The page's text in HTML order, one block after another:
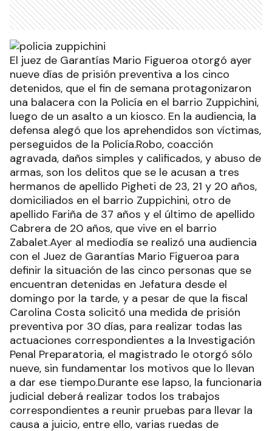
El juez de Garantías Mario Figueroa otorgó ayer
nueve días de prisión preventiva a los cinco
detenidos, que el fin de semana protagonizaron
una balacera con la Policía en el barrio Zuppichini,
luego de un asalto a un kiosco. En la audiencia, la
defensa alegó que los aprehendidos son víctimas,
perseguidos de la Policía.Robo, coacción
agravada, daños simples y calificados, y abuso de
armas, son los delitos que se le acusan a tres
hermanos de apellido Pigheti de 23, 21 y 20 años,
domiciliados en el barrio Zuppichini, otro de
apellido Fariña de 37 años y el último de apellido
Cabrera de 20 años, que vive en el barrio
Zabalet.Ayer al mediodía se realizó una audiencia
con el Juez de Garantías Mario Figueroa para
definir la situación de las cinco personas que se
encuentran detenidas en Jefatura desde el
domingo por la tarde, y a pesar de que la fiscal
Carolina Costa solicitó una medida de prisión
preventiva por 30 días, para realizar todas las
actuaciones correspondientes a la Investigación
Penal Preparatoria, el magistrado le otorgó sólo
nueve, sin fundamentar los motivos que lo llevan
a dar ese tiempo.Durante ese lapso, la funcionaria
judicial deberá realizar todos los trabajos
correspondientes a reunir pruebas para llevar la
causa a juicio, entre ello, varias ruedas de